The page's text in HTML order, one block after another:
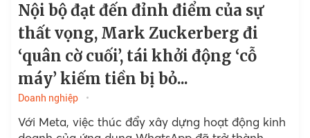
Nội bộ đạt đến đỉnh điểm của sự
thất vọng, Mark Zuckerberg đi
‘quân cờ cuối’, tái khởi động ‘cỗ
máy’ kiếm tiền bị bỏ...
Doanh nghiệp
Với Meta, việc thúc đẩy xây dựng hoạt động kinh